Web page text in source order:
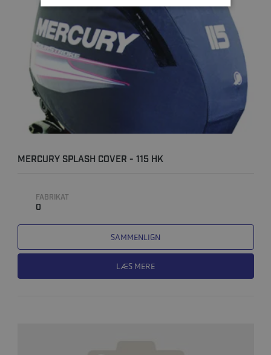
MERCURY SPLASH COVER - 115 HK
FABRIKAT
0
SAMMENLIGN
LÆS MERE